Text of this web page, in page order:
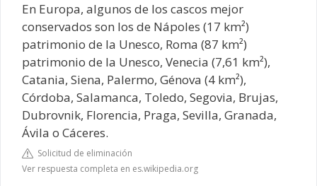
En Europa, algunos de los cascos mejor
conservados son los de Nápoles (17 km²)
patrimonio de la Unesco, Roma (87 km²)
patrimonio de la Unesco, Venecia (7,61 km²),
Catania, Siena, Palermo, Génova (4 km²),
Córdoba, Salamanca, Toledo, Segovia, Brujas,
Dubrovnik, Florencia, Praga, Sevilla, Granada,
Ávila o Cáceres.
Solicitud de eliminación
Ver respuesta completa en es.wikipedia.org